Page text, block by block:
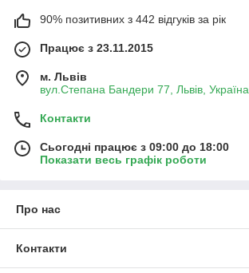
90% позитивних з 442 відгуків за рік
Працює з 23.11.2015
м. Львів
вул.Степана Бандери 77, Львів, Україна
Контакти
Сьогодні працює з 09:00 до 18:00
Показати весь графік роботи
Про нас
Контакти